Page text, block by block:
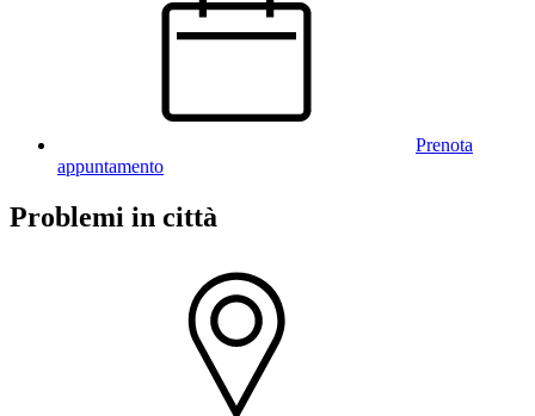
Prenota
appuntamento
Problemi in città